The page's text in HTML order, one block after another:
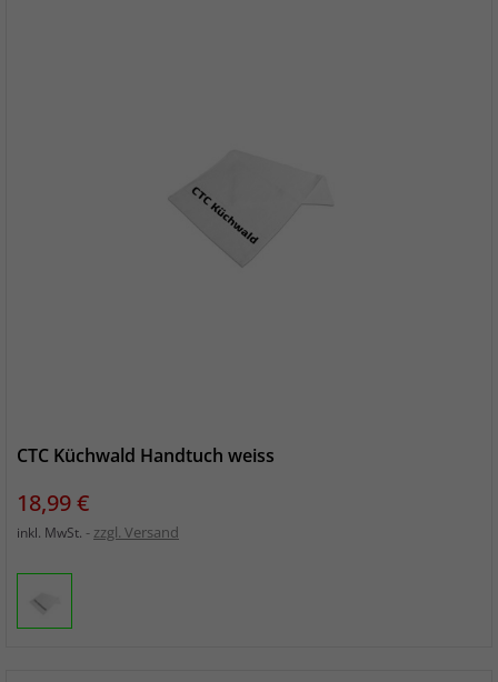
CTC Küchwald Handtuch weiss
Preis
18,99 €
inkl. MwSt. zzgl. Versand